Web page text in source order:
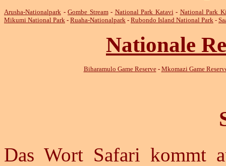
Arusha-Nationalpark - Gombe Stream- National Park Katavi- National Park
Mikumi National Park - Ruaha-Nationalpark - Rubondo Island National Park -
Nationale
Biharamulo Game Reserve- Mkomazi Game
Das Wort Safari kommt